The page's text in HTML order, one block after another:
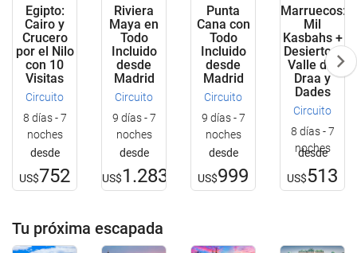
Egipto:
Cairo y
Crucero
por el Nilo
con 10
Visitas
Circuito
8 días - 7
noches
desde
US$752
Riviera
Maya en
Todo
Incluido
desde
Madrid
Circuito
9 días - 7
noches
desde
US$1.283
Punta
Cana con
Todo
Incluido
desde
Madrid
Circuito
9 días - 7
noches
desde
US$999
Marruecos:
Mil
Kasbahs +
Desierto +
Valle del
Draa y
Dades
Circuito
8 días - 7
noches
desde
US$513
Tu próxima escapada